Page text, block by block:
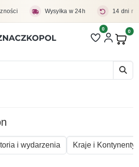
Wysyłka w 24h 14 dni
Liczba pozycji
0 0
i wydarzenia Kraje i Kontynenty